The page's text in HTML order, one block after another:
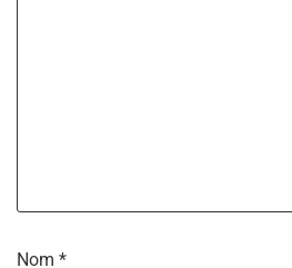
Nom *